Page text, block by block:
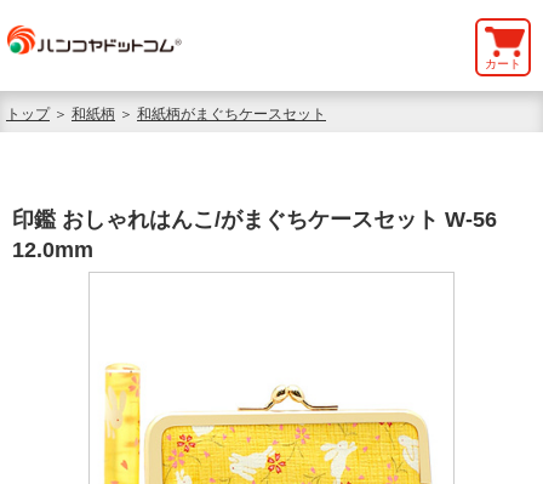
カート
トップ＞ 和紙柄 ＞ 和紙柄がまぐちケースセット
印鑑 おしゃれはんこ/がまぐちケースセット W-56
12.0mm